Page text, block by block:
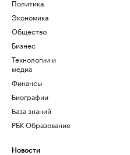
Политика
Экономика
Общество
Бизнес
Технологии и
медиа
Финансы
Биографии
База знаний
РБК Образование
Новости